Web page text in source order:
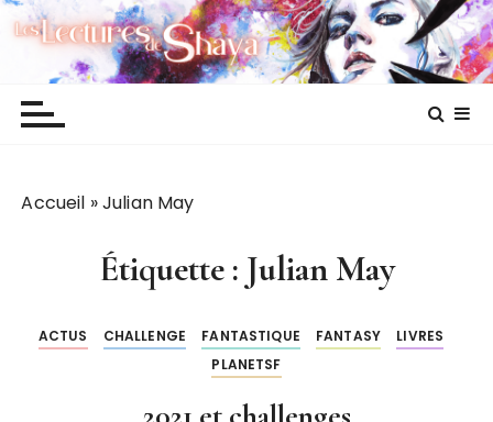
P
Les lectures de Shaya
Accueil »Julian May
Étiquette : Julian May
ACTUS CHALLENGE FANTASTIQUE FANTASY
LIVRES
PLANETSF